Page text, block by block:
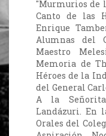
"Murmurios de
Canto de las
Enrique
Alumnas del
Maestro
Memoria de
Héroes de la
del General
A la
Landázuri. En
Orales del